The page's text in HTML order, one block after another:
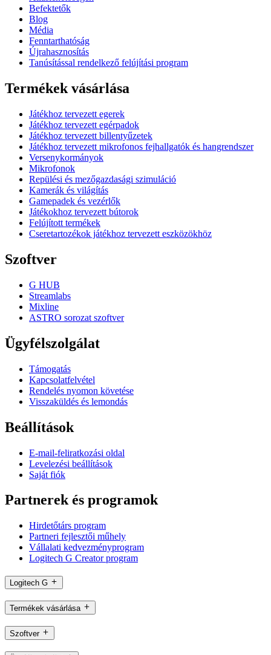
Befektetők
Blog
Média
Fenntarthatóság
Újrahasznosítás
Tanúsítással rendelkező felújítási program
Termékek vásárlása
Játékhoz tervezett egerek
Játékhoz tervezett egérpadok
Játékhoz tervezett billentyűzetek
Játékhoz tervezett mikrofonos fejhallgatók és hangrendszer
Versenykormányok
Mikrofonok
Repülési és mezőgazdasági szimuláció
Kamerák és világítás
Gamepadek és vezérlők
Játékokhoz tervezett bútorok
Felújított termékek
Cseretartozékok játékhoz tervezett eszközökhöz
Szoftver
G HUB
Streamlabs
Mixline
ASTRO sorozat szoftver
Ügyfélszolgálat
Támogatás
Kapcsolatfelvétel
Rendelés nyomon követése
Visszaküldés és lemondás
Beállítások
E-mail-feliratkozási oldal
Levelezési beállítások
Saját fiók
Partnerek és programok
Hirdetőtárs program
Partneri fejlesztői műhely
Vállalati kedvezményprogram
Logitech G Creator program
Logitech G
Termékek vásárlása
Szoftver